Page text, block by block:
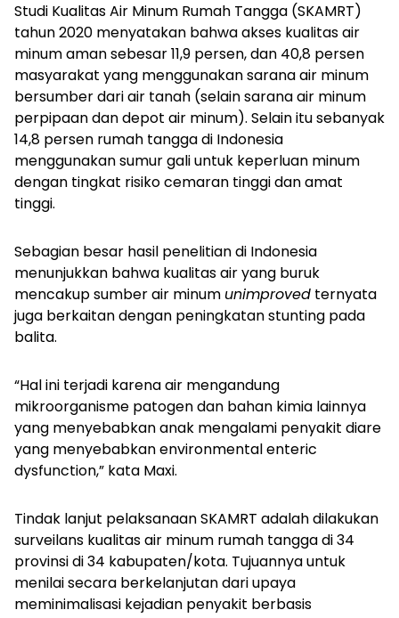
Studi Kualitas Air Minum Rumah Tangga (SKAMRT)
tahun 2020 menyatakan bahwa akses kualitas air
minum aman sebesar 11,9 persen, dan 40,8 persen
masyarakat yang menggunakan sarana air minum
bersumber dari air tanah (selain sarana air minum
perpipaan dan depot air minum). Selain itu sebanyak
14,8 persen rumah tangga di Indonesia
menggunakan sumur gali untuk keperluan minum
dengan tingkat risiko cemaran tinggi dan amat
tinggi.
Sebagian besar hasil penelitian di Indonesia
menunjukkan bahwa kualitas air yang buruk
mencakup sumber air minum unimproved ternyata
juga berkaitan dengan peningkatan stunting pada
balita.
“Hal ini terjadi karena air mengandung
mikroorganisme patogen dan bahan kimia lainnya
yang menyebabkan anak mengalami penyakit diare
yang menyebabkanenvironmental enteric
dysfunction,” kata Maxi.
Tindak lanjut pelaksanaan SKAMRT adalah dilakukan
surveilans kualitas air minum rumah tangga di 34
provinsi di 34 kabupaten/kota. Tujuannya untuk
menilai secara berkelanjutan dari upaya
meminimalisasi kejadian penyakit berbasis